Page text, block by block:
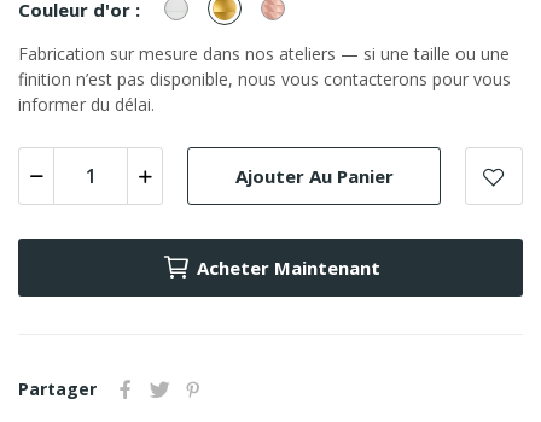
Couleur d'or : Blanc Jaune Rose
Fabrication sur mesure dans nos ateliers — si une taille ou une
finition n’est pas disponible, nous vous contacterons pour vous
informer du délai.
Ajouter Au Panier
Acheter Maintenant
Partager